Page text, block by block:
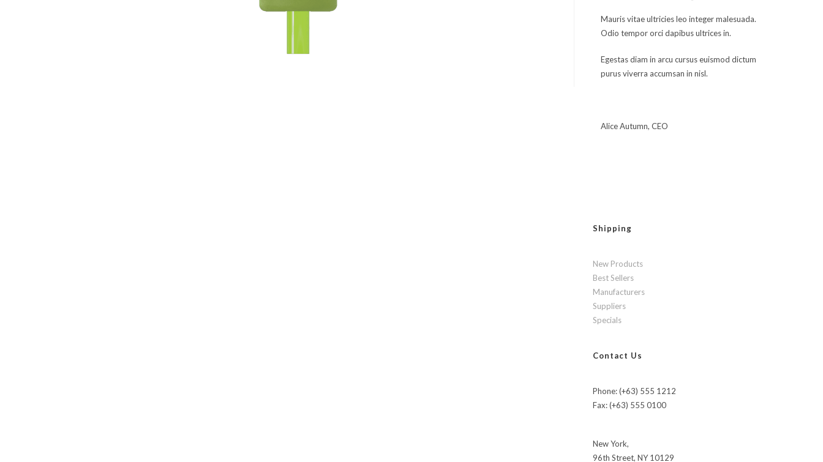
Mauris vitae ultricies leo integer malesuada.
Odio tempor orci dapibus ultrices in.
Egestas diam in arcu cursus euismod dictum
purus viverra accumsan in nisl.
Alice Autumn, CEO
Shipping
New Products
Best Sellers
Manufacturers
Suppliers
Specials
Contact Us
Phone: (+63) 555 1212
Fax: (+63) 555 0100
New York,
96th Street, NY 10129